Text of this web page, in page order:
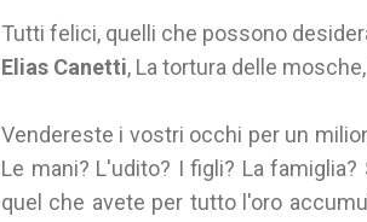
Tutti felici, quelli che possono
Elias Canetti, La tortura delle
Vendereste i vostri occhi per un
Le mani? L'udito? I figli? La
quel che avete per tutto l'oro